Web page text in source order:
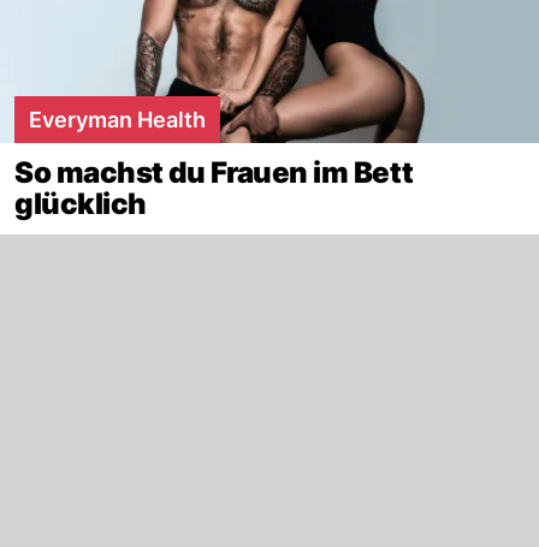
Everyman Health
So machst du Frauen im Bett
glücklich